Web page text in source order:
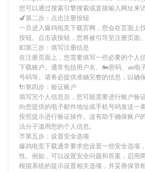
您可以通过搜索引擎搜索或直接输入网址来访
🍆第二步：点击注册按钮
一旦进入爆鸡电竞下载官网，您会在页面上
按钮。点击该按钮，您将被引导至注册页面。
💵第三步：填写注册信息
在注册页面上，您需要填写一些必要的个人
下载账户。通常包括用户名、🏍密码、🧱电
号码等。请务必提供准确完整的信息，以确
🔌第四步：验证账户
填写完个人信息后，您可能需要进行账户验
向您提供的电子邮件地址或手机号码发送一
按照提示进行验证操作。这有助于确保账户
法分子滥用您的个人信息。
🍑第五步：设置安全选项
爆鸡电竞下载通常要求您设置一些安全选项
性。例如，可以设置安全问题和答案，启用
根据系统的提示设置相关选项，并妥善保管